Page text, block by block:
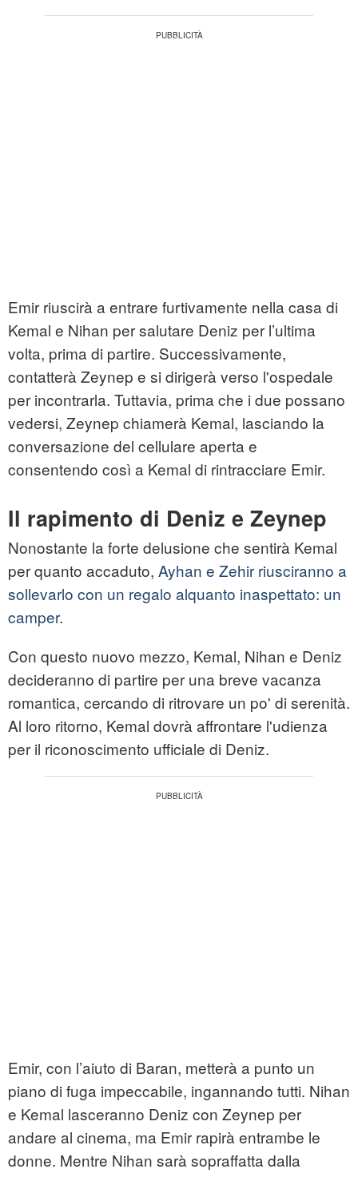
Emir riuscirà a entrare furtivamente nella casa di
Kemal e Nihan per salutare Deniz per l’ultima
volta, prima di partire. Successivamente,
contatterà Zeynep e si dirigerà verso l'ospedale
per incontrarla. Tuttavia, prima che i due possano
vedersi, Zeynep chiamerà Kemal, lasciando la
conversazione del cellulare aperta e
consentendo così a Kemal di rintracciare Emir.
Il rapimento di Deniz e Zeynep
Nonostante la forte delusione che sentirà Kemal
per quanto accaduto, Ayhan e Zehir riusciranno a
sollevarlo con un regalo alquanto inaspettato: un
camper.
Con questo nuovo mezzo, Kemal, Nihan e Deniz
decideranno di partire per una breve vacanza
romantica, cercando di ritrovare un po' di serenità.
Al loro ritorno, Kemal dovrà affrontare l'udienza
per il riconoscimento ufficiale di Deniz.
Emir, con l’aiuto di Baran, metterà a punto un
piano di fuga impeccabile, ingannando tutti. Nihan
e Kemal lasceranno Deniz con Zeynep per
andare al cinema, ma Emir rapirà entrambe le
donne. Mentre Nihan sarà sopraffatta dalla